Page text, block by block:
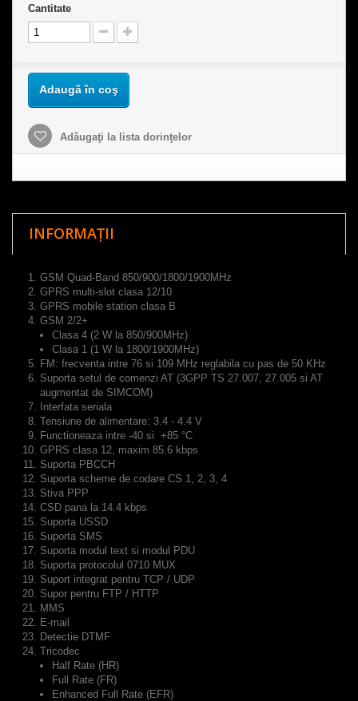
Cantitate
Adaugă în coş
Adăugaţi la lista dorinţelor
INFORMAȚII
GSM Quad-Band 850/900/1800/1900MHz
GPRS multi-slot clasa 12/10
GPRS mobile station clasa B
GSM 2/2+
Clasa 4 (2 W la 850/900MHz)
Clasa 1 (1 W la 1800/1900MHz)
FM: frecventa intre 76 si 109 MHz reglabila cu pas de 50 KHz
Suporta setul de comenzi AT (3GPP TS 27.007, 27.005 si AT
augmentat de SIMCOM)
Interfata seriala
Tensiune de alimentare: 3.4 - 4.4 V
Functioneaza intre -40 si +85 °C
GPRS clasa 12, maxim 85.6 kbps
Suporta PBCCH
Suporta scheme de codare CS 1, 2, 3, 4
Stiva PPP
CSD pana la 14.4 kbps
Suporta USSD
Suporta SMS
Suporta modul text si modul PDU
Suporta protocolul 0710 MUX
Suport integrat pentru TCP / UDP
Supor pentru FTP / HTTP
MMS
E-mail
Detectie DTMF
Tricodec
Half Rate (HR)
Full Rate (FR)
Enhanced Full Rate (EFR)